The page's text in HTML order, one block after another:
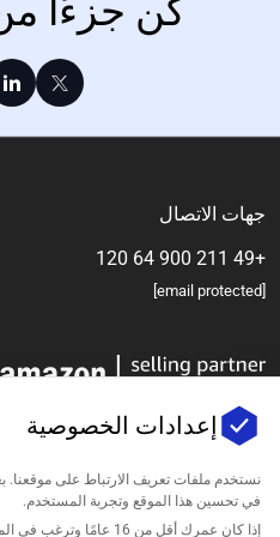
كن جزءًا
جهات الاتصال
+49 211 900 64 120
الشركة
إعدادات الخصوصية
نستخدم ملفات تعريف الارتباط على موقعنا.
في تحسين هذا الموقع وتجربة المستخدم.
إذا كان عمرك أقل من 16